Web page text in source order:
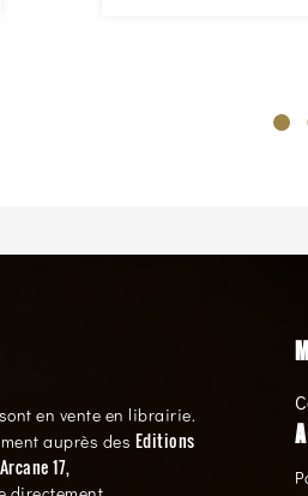
sont en vente en librairie.
auprès des Editions
Arcane 17,